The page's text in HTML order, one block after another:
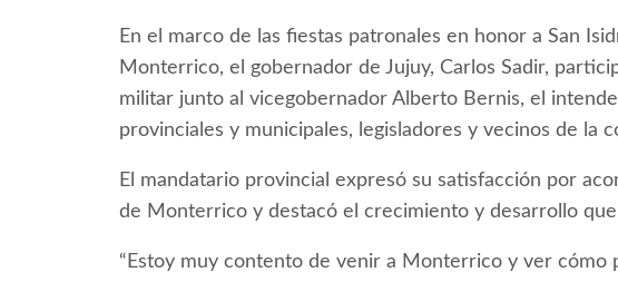
En el marco de las fiestas patronales en honor a San
Monterrico, el gobernador de Jujuy, Carlos Sadir,
militar junto al vicegobernador Alberto Bernis, el
provinciales y municipales, legisladores y vecinos de la
El mandatario provincial expresó su satisfacción por
de Monterrico y destacó el crecimiento y desarrollo que
“Estoy muy contento de venir a Monterrico y ver cómo